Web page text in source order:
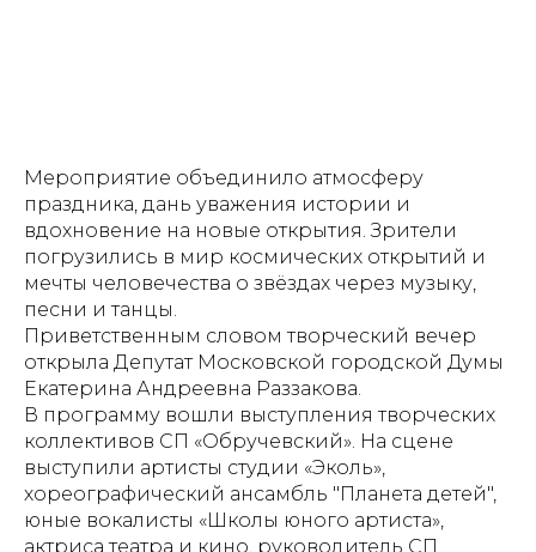
Мероприятие объединило атмосферу
праздника, дань уважения истории и
вдохновение на новые открытия. Зрители
погрузились в мир космических открытий и
мечты человечества о звёздах через музыку,
песни и танцы.
Приветственным словом творческий вечер
открыла Депутат Московской городской Думы
Екатерина Андреевна Раззакова.
В программу вошли выступления творческих
коллективов СП «Обручевский». На сцене
выступили артисты студии «Эколь»,
хореографический ансамбль "Планета детей",
юные вокалисты «Школы юного артиста»,
актриса театра и кино, руководитель СП